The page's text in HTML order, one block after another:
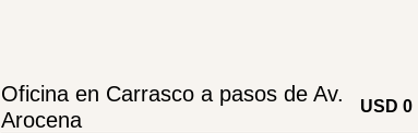
Oficina en Carrasco a pasos de Av.
Arocena
USD 0